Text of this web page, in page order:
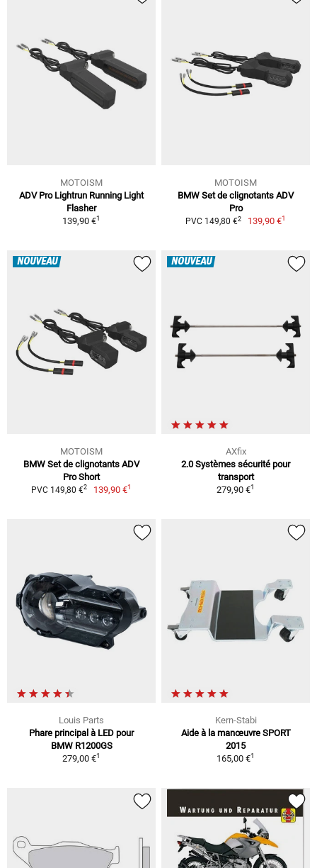
MOTOISM
ADV Pro Lightrun Running Light
Flasher
139,90 €1
MOTOISM
BMW Set de clignotants ADV
Pro
PVC 149,80 €2 139,90 €1
NOUVEAU
MOTOISM
BMW Set de clignotants ADV
Pro Short
PVC 149,80 €2 139,90 €1
NOUVEAU
AXfix
2.0 Systèmes sécurité pour
transport
279,90 €1
Louis Parts
Phare principal à LED pour
BMW R1200GS
279,00 €1
Kern-Stabi
Aide à la manœuvre SPORT
2015
165,00 €1